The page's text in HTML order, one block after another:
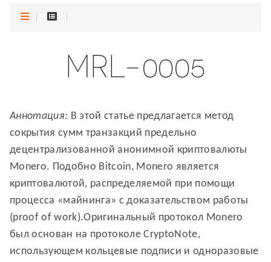
MRL-0005
Аннотация: В этой статье предлагается метод
сокрытия сумм транзакций предельно
децентрализованной анонимной криптовалюты
Monero. Подобно Bitcoin, Monero является
криптовалютой, распределяемой при помощи
процесса «майнинга» с доказательством работы
(proof of work).Оригинальный протокол Monero
был основан на протоколе CryptoNote,
использующем кольцевые подписи и одноразовые